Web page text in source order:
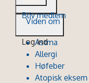
Bliv medlem
Log ind
Viden om
Astma
Allergi
Høfeber
Atopisk eksem